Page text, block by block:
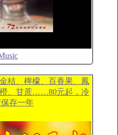
桔、檸檬、百香果、鳳
、甘蔗……80元起，冷
存一年